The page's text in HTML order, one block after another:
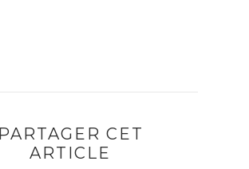
PARTAGER CET
ARTICLE